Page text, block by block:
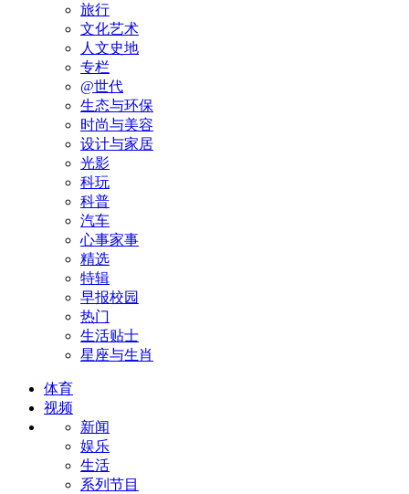
旅行
文化艺术
人文史地
专栏
@世代
生态与环保
时尚与美容
设计与家居
光影
科玩
科普
汽车
心事家事
精选
特辑
早报校园
热门
生活贴士
星座与生肖
体育
视频
新闻
娱乐
生活
系列节目